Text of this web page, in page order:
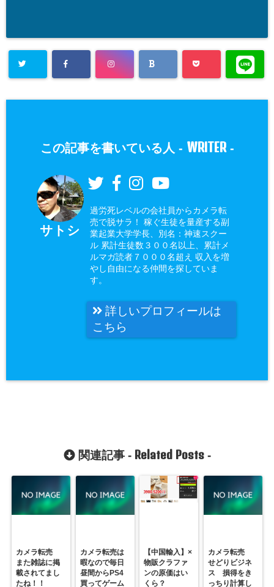
この記事を書いている人 - WRITER-
サトシ
過労死レベルの会社員からカメラ転
売で脱サラ！ 稼ぐ生徒を量産する副
業起業大学学長、別名：神速スクー
ル 累計生徒数３００名以上、累計メ
ルマガ読者７０００名超え 収入を増
やし自由になる仲間を探していま
す。
詳しいプロフィールは
こちら
関連記事 - Related Posts-
カメラ転売
また雑誌に掲
載されてまし
たね！！
カメラ転売は
暇なので毎日
昼間からPS4
買ってゲーム
【中国輸入】×
物販クラファ
ンの原価はい
くら？
カメラ転売
せどりビジネ
ス 損得をき
っちり計算し